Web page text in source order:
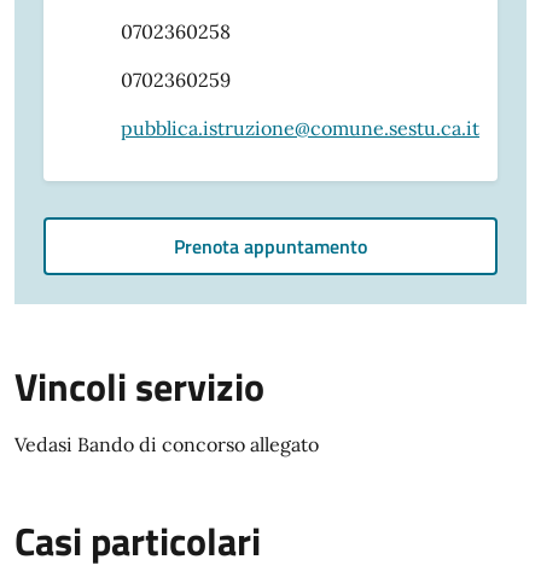
0702360258
0702360259
pubblica.istruzione@comune.sestu.ca.it
Prenota appuntamento
Vincoli servizio
Vedasi Bando di concorso allegato
Casi particolari